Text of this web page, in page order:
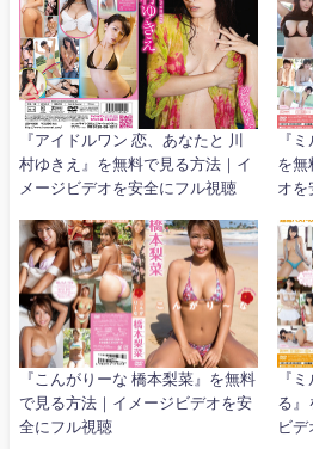
『アイドルワン 恋、あなたと 川
村ゆきえ』を無料で見る方法｜イ
メージビデオを安全にフル視聴
『
を無
オを
『こんがりーな 橋本梨菜』を無料
で見る方法｜イメージビデオを安
全にフル視聴
『
る』
ビデ